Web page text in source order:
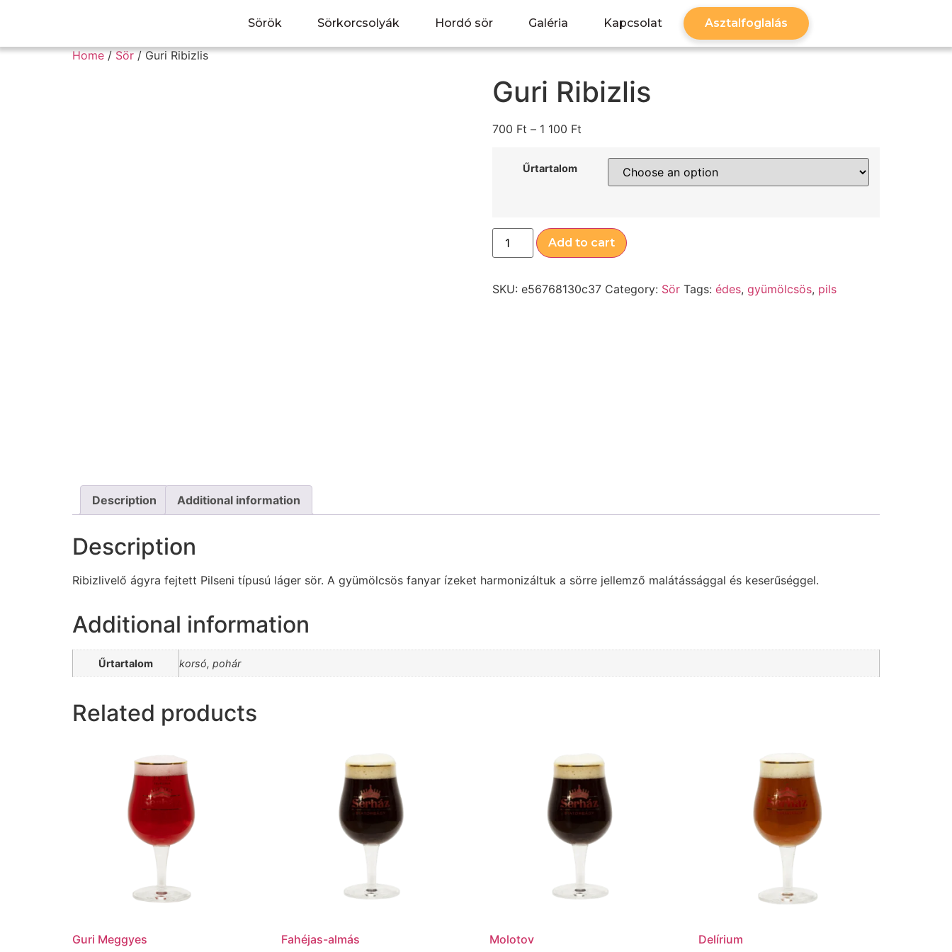
Sörök Sörkorcsolyák Hordó sör Galéria Kapcsolat Asztalfoglalás
Home/Sör/ Guri Ribizlis
Guri Ribizlis
700 Ft – 1 100 Ft
Űrtartalom
Add to cart
SKU: e56768130c37 Category: Sör Tags: édes, gyümölcsös, pils
Description Additional information
Description
Ribizlivelő ágyra fejtett Pilseni típusú láger sör. A gyümölcsös fanyar ízeket harmonizáltuk a sörre jellemző malátássággal és keserűséggel.
Additional information
Űrtartalom korsó, pohár
Related products
Guri Meggyes Fahéjas-almás Molotov Delírium